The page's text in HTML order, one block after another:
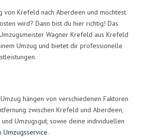
von Krefeld nach Aberdeen und möchtest
wird? Dann bist du hier richtig! Das
Wagner Krefeld aus Krefeld
Umzug und bietet dir professionelle
hängen von verschiedenen Faktoren
zwischen Krefeld und Aberdeen,
Umzugsgut, sowie deine individuellen
Umzugsservice.